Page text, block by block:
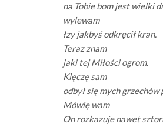
na Tobie bom jest wielki
wylewam
łzy jakbyś odkręcił kran.
Teraz znam
jaki tej Miłości ogrom.
Klęczę sam
odbył się mych grzechów
Mówię wam
On rozkazuje nawet